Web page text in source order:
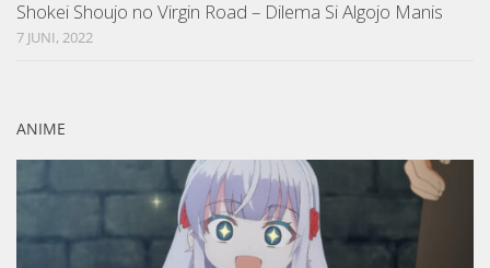
Shokei Shoujo no Virgin Road – Dilema Si Algojo Manis
7 JUNI, 2022
ANIME